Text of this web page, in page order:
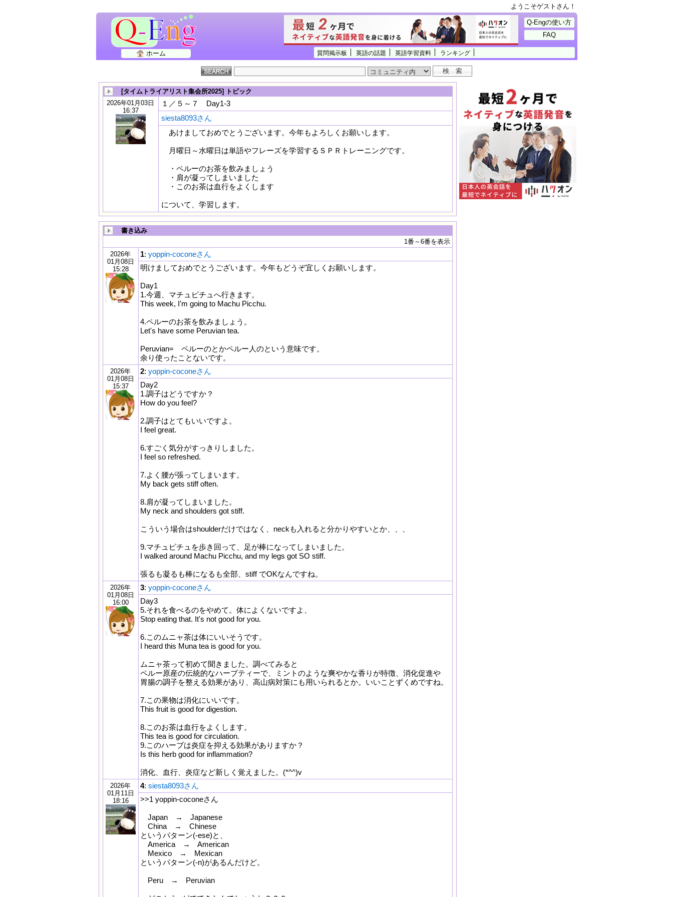
ようこそゲストさん！
質問掲示板 英語の話題 英語学習資料 ランキング
ホーム
Q-Engの使い方
FAQ
[タイムトライアリスト集会所2025] トピック
2026年01月03日
16:37
１／５～７ Day1-3
siesta8093さん
あけましておめでとうございます。今年もよろしくお願いします。
月曜日～水曜日は単語やフレーズを学習するＳＰＲトレーニングです。
・ペルーのお茶を飲みましょう
・肩が凝ってしまいました
・このお茶は血行をよくします
について、学習します。
書き込み
1番～6番を表示
2026年
01月08日
15:28
1: yoppin-coconeさん
明けましておめでとうございます。今年もどうぞ宜しくお願いします。
Day1
1.今週、マチュピチュへ行きます。
This week, I'm going to Machu Picchu.
4.ペルーのお茶を飲みましょう。
Let's have some Peruvian tea.
Peruvian= ペルーのとかペルー人のという意味です。
余り使ったことないです。
2026年
01月08日
15:37
2: yoppin-coconeさん
Day2
1.調子はどうですか？
How do you feel?
2.調子はとてもいいですよ。
I feel great.
6.すごく気分がすっきりしました。
I feel so refreshed.
7.よく腰が張ってしまいます。
My back gets stiff often.
8.肩が凝ってしまいました。
My neck and shoulders got stiff.
こういう場合はshoulderだけではなく、neckも入れると分かりやすいとか、、、
9.マチュピチュを歩き回って、足が棒になってしまいました。
I walked around Machu Picchu, and my legs got SO stiff.
張るも凝るも棒になるも全部、stiff でOKなんですね。
2026年
01月08日
16:00
3: yoppin-coconeさん
Day3
5.それを食べるのをやめて。体によくないですよ、
Stop eating that. It's not good for you.
6.このムニャ茶は体にいいそうです。
I heard this Muna tea is good for you.
ムニャ茶って初めて聞きました。調べてみると
ペルー原産の伝統的なハーブティーで、ミントのような爽やかな香りが特徴、消化促進や
胃腸の調子を整える効果があり、高山病対策にも用いられるとか。いいことずくめですね。
7.この果物は消化にいいです。
This fruit is good for digestion.
8.このお茶は血行をよくします。
This tea is good for circulation.
9.このハーブは炎症を抑える効果がありますか？
Is this herb good for inflammation?
消化、血行、炎症など新しく覚えました。(*^^)v
2026年
01月11日
18:16
4: siesta8093さん
>>1 yoppin-coconeさん
Japan → Japanese
China → Chinese
というパターン(-ese)と、
America → American
Mexico → Mexican
というパターン(-n)があるんだけど。
Peru → Peruvian